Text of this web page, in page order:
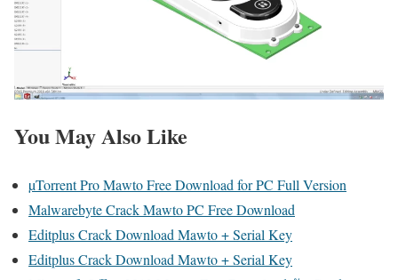
You May Also Like
µTorrent Pro Mawto Free Download for PC Full Version
Malwarebyte Crack Mawto PC Free Download
Editplus Crack Download Mawto + Serial Key
Editplus Crack Download Mawto + Serial Key